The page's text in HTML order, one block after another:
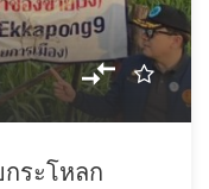
ระโหลก